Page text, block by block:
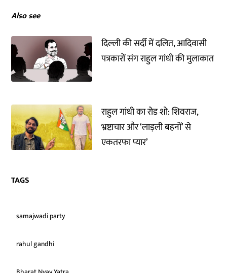
Also see
दिल्ली की सर्दी में दलित, आदिवासी
पत्रकारों संग राहुल गांधी की मुलाकात
राहुल गांधी का रोड शो: शिवराज,
भ्रष्टाचार और ‘लाड़ली बहनों’ से
एकतरफा प्यार’
TAGS
samajwadi party
rahul gandhi